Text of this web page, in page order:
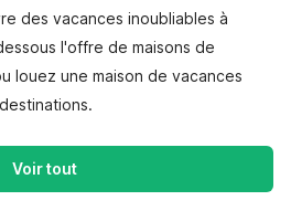
des vacances inoubliables à
l'offre de maisons de
louez une maison de vacances
Voir tout